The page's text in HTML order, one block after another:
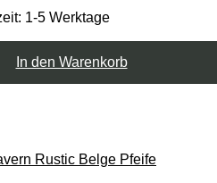
1-5 Werktage
In den Warenkorb